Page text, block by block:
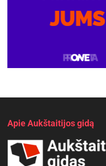
Apie Aukštaitijos gidą